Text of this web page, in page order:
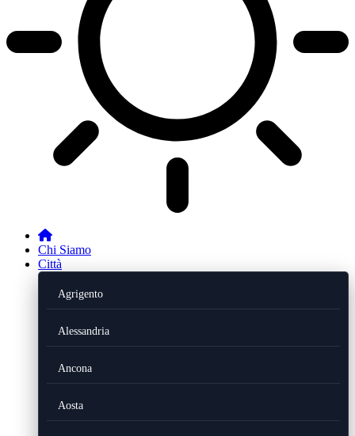
Chi Siamo
Città
Agrigento
Alessandria
Ancona
Aosta